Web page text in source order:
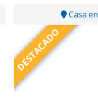
Casa en
DESTACADO